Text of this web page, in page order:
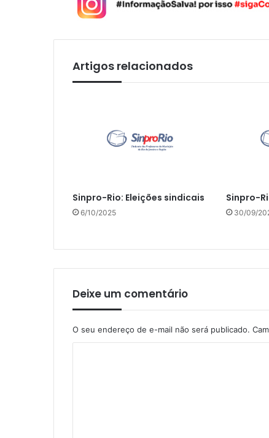
Artigos relacionados
Sinpro-Rio: Eleições sindicais
6/10/2025
Sinpro-
30/09/
Deixe um comentário
O seu endereço de e-mail não será publicado.